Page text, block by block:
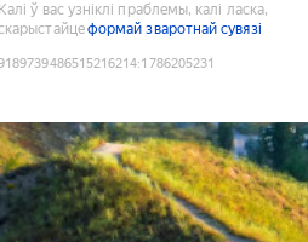
Калі ў вас узніклі праблемы, калі ласка,
формай зваротнай сувязі
:1786205231